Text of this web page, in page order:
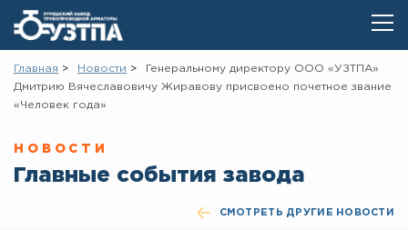
Главная Новости
Генеральному директору ООО «УЗТПА»
Дмитрию Вячеславовичу Жиравову присвоено почетное звание
«Человек года»
НОВОСТИ
Главные события завода
СМОТРЕТЬ ДРУГИЕ НОВОСТИ